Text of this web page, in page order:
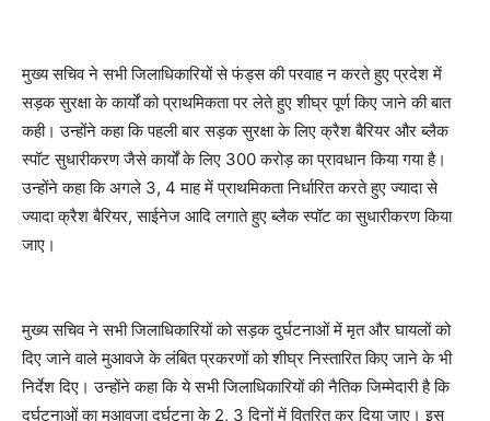
मुख्य सचिव ने सभी जिलाधिकारियों से फंड्स की परवाह न करते हुए प्रदेश में
सड़क सुरक्षा के कार्यों को प्राथमिकता पर लेते हुए शीघ्र पूर्ण किए जाने की बात
कही। उन्होंने कहा कि पहली बार सड़क सुरक्षा के लिए क्रैश बैरियर और ब्लैक
स्पॉट सुधारीकरण जैसे कार्यों के लिए 300 करोड़ का प्रावधान किया गया है।
उन्होंने कहा कि अगले 3, 4 माह में प्राथमिकता निर्धारित करते हुए ज्यादा से
ज्यादा क्रैश बैरियर, साईनेज आदि लगाते हुए ब्लैक स्पॉट का सुधारीकरण किया
जाए।
मुख्य सचिव ने सभी जिलाधिकारियों को सड़क दुर्घटनाओं में मृत और घायलों को
दिए जाने वाले मुआवजे के लंबित प्रकरणों को शीघ्र निस्तारित किए जाने के भी
निर्देश दिए। उन्होंने कहा कि ये सभी जिलाधिकारियों की नैतिक जिम्मेदारी है कि
दुर्घटनाओं का मुआवजा दुर्घटना के 2, 3 दिनों में वितरित कर दिया जाए। इस